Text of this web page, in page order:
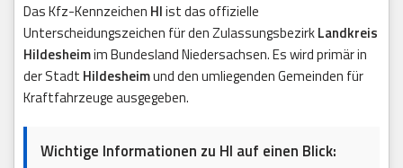
Das Kfz-Kennzeichen HIist das offizielle
Unterscheidungszeichen für den ZulassungsbezirkLandkreis
Hildesheimim Bundesland Niedersachsen. Es wird primär in
der Stadt Hildesheimund den umliegenden Gemeinden für
Kraftfahrzeuge ausgegeben.
Wichtige Informationen zu HI auf einen Blick: